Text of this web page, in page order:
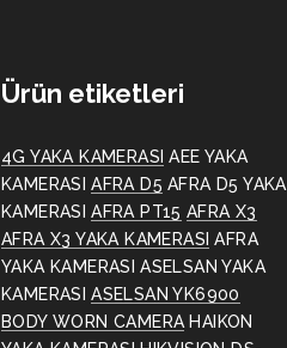
Ürün etiketleri
4G YAKA KAMERASI AEE YAKA
KAMERASI AFRA D5 AFRA D5 YAKA
KAMERASI AFRA PT15 AFRA X3
AFRA X3 YAKA KAMERASI AFRA
YAKA KAMERASI ASELSAN YAKA
KAMERASI ASELSAN YK6900
BODY WORN CAMERA HAIKON